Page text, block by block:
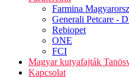
Farmina
Generali Petcare -
Rebiopet
ONE
FCI
Magyar kutyafajták
Kapcsolat